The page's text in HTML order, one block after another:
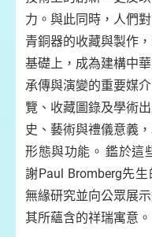
力。與此同時，人們
青銅器的收藏與製作
基礎上，成為建構中
承傳與演變的重要媒
覽、收藏圖錄及學術
史、藝術與禮儀意義
形態與功能。 鑑於這
謝Paul Bromberg先
無緣研究並向公眾展
其所蘊含的祥瑞寓意。